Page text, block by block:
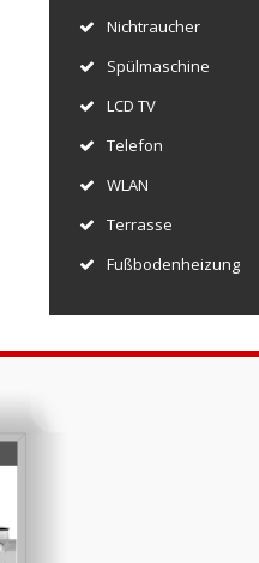
Nichtraucher
Spülmaschine
LCD TV
Telefon
WLAN
Terrasse
Fußbodenheizung